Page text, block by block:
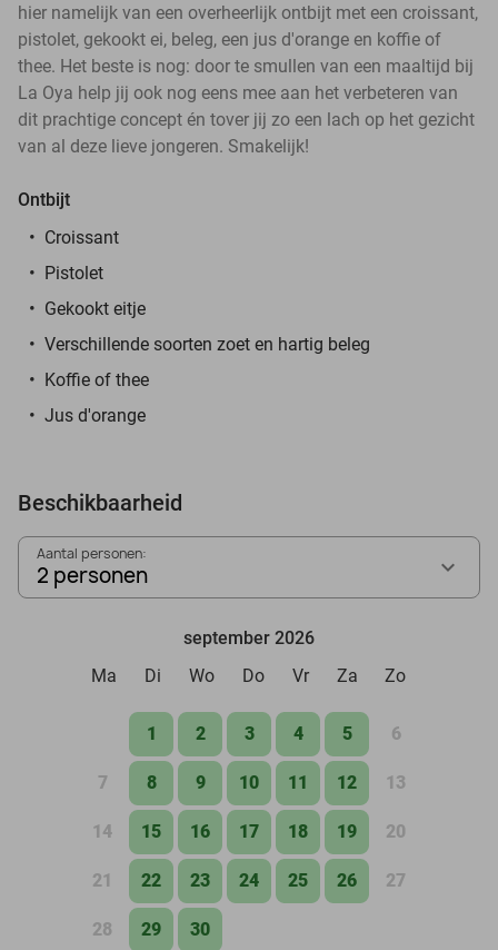
hier namelijk van een overheerlijk ontbijt met een croissant,
pistolet, gekookt ei, beleg, een jus d'orange en koffie of
thee. Het beste is nog: door te smullen van een maaltijd bij
La Oya help jij ook nog eens mee aan het verbeteren van
dit prachtige concept én tover jij zo een lach op het gezicht
van al deze lieve jongeren. Smakelijk!
Ontbijt
Croissant
Pistolet
Gekookt eitje
Verschillende soorten zoet en hartig beleg
Koffie of thee
Jus d'orange
Beschikbaarheid
Aantal personen:
2 personen
september 2026
Ma
Di Wo Do Vr Za Zo
1 2 3 4 5 6
7 8 9 10 11 12 13
14 15 16 17 18 19 20
21 22 23 24 25 26 27
28 29 30